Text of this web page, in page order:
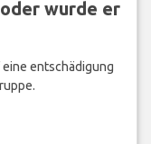
wurde er
entschädigung